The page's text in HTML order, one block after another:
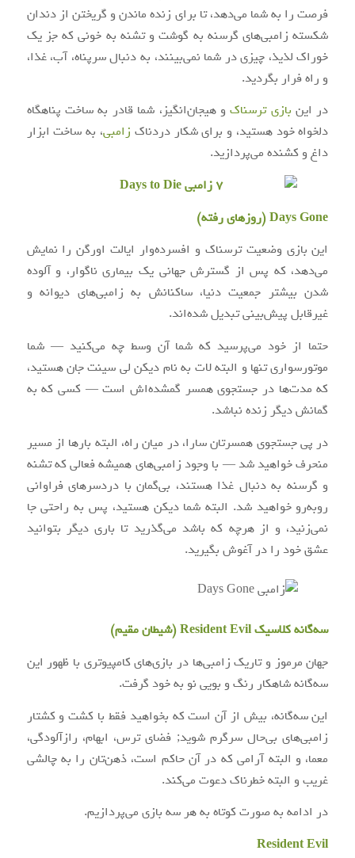
فرصت را به شما می‌دهد، تا برای زنده ماندن و گریختن از دندان
شکسته زامبی‌های گرسنه به گوشت و تشنه به خونی که جز یک
خوراک لذیذ، چیزی در شما نمی‌بینند، به دنبال سرپناه، آب، غذا،
و راه فرار بگردید.
در این بازی ترسناکو هیجان‌انگیز، شما قادر به ساخت پناهگاه
دلخواه خود هستید، و برای شکار دردناک زامبی، به ساخت ابزار
داغ و کشنده می‌پردازید.
Days Gone (روزهای رفته)
این بازی وضعیت ترسناک و افسرده‌وار ایالت اورگن را نمایش
می‌دهد، که پس از گسترش جهانی یک بیماری ناگوار، و آلوده
شدن بیشتر جمعیت دنیا، ساکنانش به زامبی‌های دیوانه و
غیرقابل پیش‌بینی تبدیل شده‌اند.
حتما از خود می‌پرسید که شما آن وسط چه می‌کنید — شما
موتور‌سواری تنها و البته لات به نام دیکن لی سینت جان هستید،
که مدت‌ها در جستجوی همسر گمشده‌اش است — کسی که به
گمانش دیگر زنده نباشد.
در پی جستجوی همسرتان سارا، در میان راه، البته بارها از مسیر
منحرف خواهید شد — با وجود زامبی‌های همیشه فعالی که تشنه
و گرسنه به دنبال غذا هستند، بی‌گمان با دردسرهای فراوانی
روبه‌رو خواهید شد. البته شما دیکن هستید، پس به راحتی جا
نمی‌زنید، و از هرچه که باشد می‌گذرید تا باری دیگر بتوانید
عشق خود را در آغوش بگیرید.
سه‌گانه کلاسیک Resident Evil (شیطان مقیم)
جهان مرموز و تاریک زامبی‌ها در بازی‌های کامپیوتری با ظهور این
سه‌گانه شاهکار رنگ و بویی نو به خود گرفت.
این سه‌گانه، بیش از آن است که بخواهید فقط با کشت و کشتار
زامبی‌های بی‌حال سرگرم شوید; فضای ترس، ابهام، رازآلودگی،
معما، و البته آرامی که در آن حاکم است، ذهن‌تان را به چالشی
غریب و البته خطرناک دعوت می‌کند.
در ادامه به صورت کوتاه به هر سه بازی می‌پردازیم.
Resident Evil